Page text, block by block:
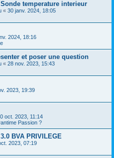
temperature interieur
« 30 janv. 2024, 18:05
2024, 18:16
et poser une question
« 28 nov. 2023, 15:43
2023, 19:39
oct. 2023, 11:14
Passion ?
BVA PRIVILEGE
2023, 07:19